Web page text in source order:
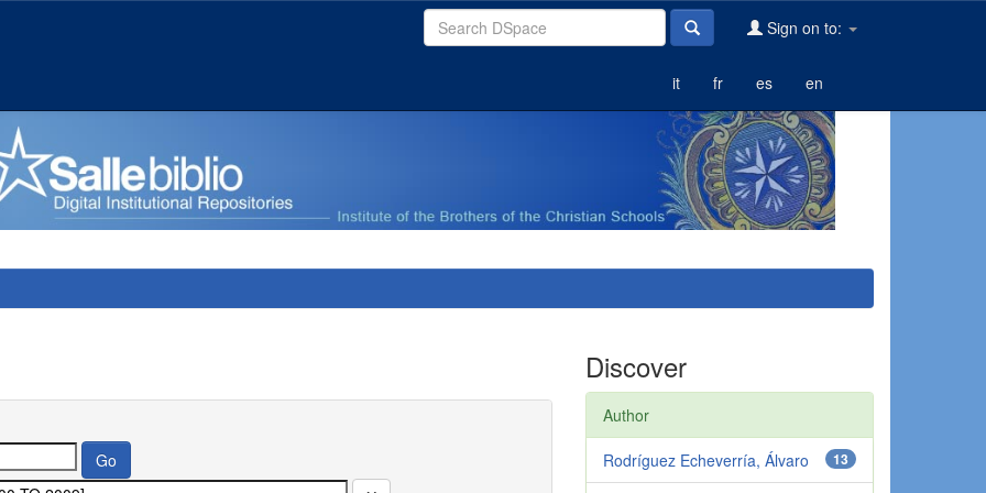
Sign on to:
it fr es en
Discover
Author
13
Rodríguez Echeverría, Álvaro